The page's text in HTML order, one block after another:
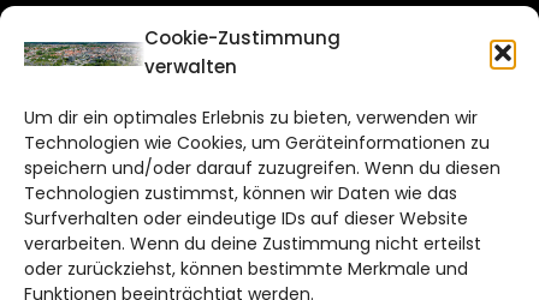
Cookie-Zustimmung
verwalten
Um dir ein optimales Erlebnis zu bieten, verwenden wir
Technologien wie Cookies, um Geräteinformationen zu
speichern und/oder darauf zuzugreifen. Wenn du diesen
Technologien zustimmst, können wir Daten wie das
Surfverhalten oder eindeutige IDs auf dieser Website
verarbeiten. Wenn du deine Zustimmung nicht erteilst
oder zurückziehst, können bestimmte Merkmale und
Funktionen beeinträchtigt werden.
CITYLIFE!
Bruchtorwall 12
38100 Braunschweig
Telefon: 0531 387220 – 65
DAS STADTMAGAZIN FÜR
BRAUNSCHWEIG